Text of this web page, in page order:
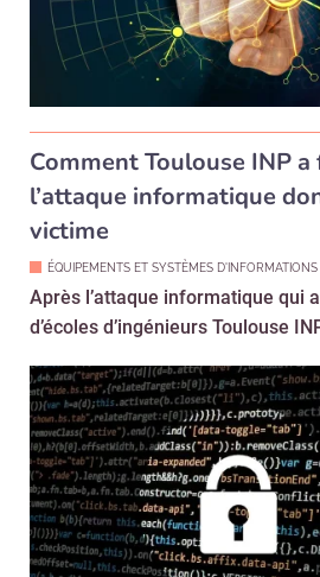
Comment Toulouse INP a
l’attaque informatique
victime
ÉQUIPEMENTS ET SYSTÈMES D'INFORMATIONS
Après l’attaque informatique qui
d’écoles d’ingénieurs Toulouse